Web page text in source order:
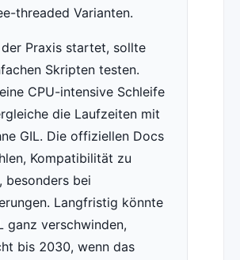
threaded Varianten.
der Praxis startet, sollte
Skripten testen.
CPU-intensive Schleife
die Laufzeiten mit
GIL. Die offiziellen Docs
Kompatibilität zu
besonders bei
Langfristig könnte
ganz verschwinden,
bis 2030, wenn das